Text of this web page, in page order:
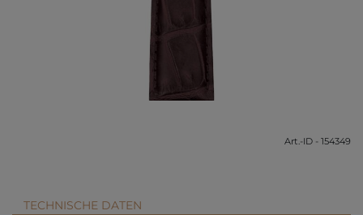
Art.-ID - 154349
TECHNISCHE DATEN